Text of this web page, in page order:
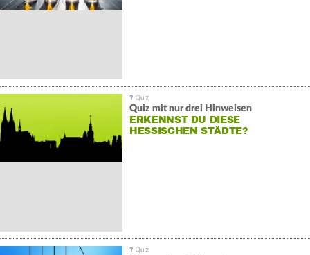
Quiz mit nur drei Hinweisen
ERKENNST DU DIESE
HESSISCHEN STÄDTE?